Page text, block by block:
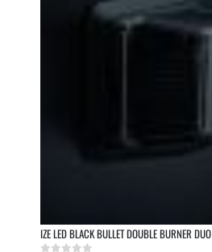
IZE LED BLACK BULLET DOUBLE BURNER DUO